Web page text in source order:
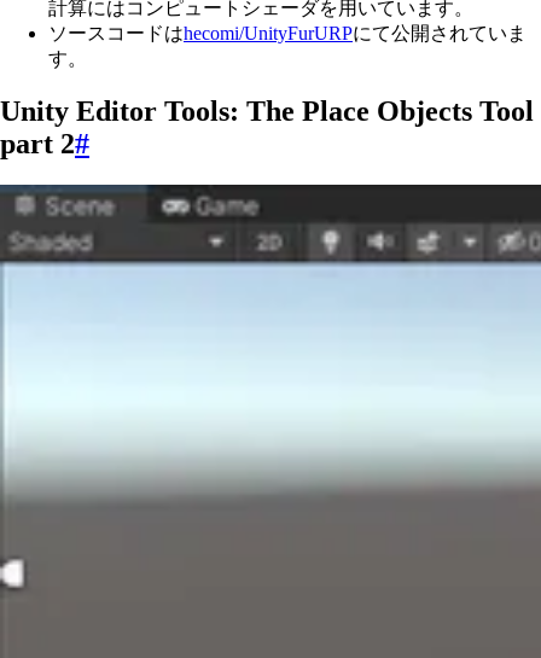
計算にはコンピュートシェーダを用いています。
ソースコードはhecomi/UnityFurURPにて公開されていま
す。
Unity Editor Tools: The Place Objects Tool
part 2#